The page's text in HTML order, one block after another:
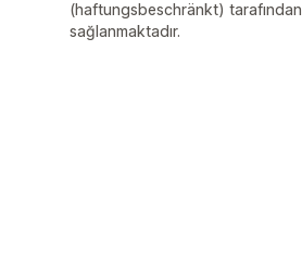
(haftungsbeschränkt) tarafından
sağlanmaktadır.